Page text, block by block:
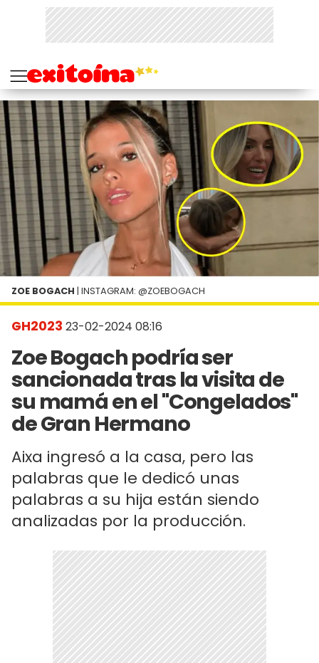
GH2023 23-02-2024 08:16
Zoe Bogach podría ser
sancionada tras la visita de
su mamá en el "Congelados"
de Gran Hermano
Aixa ingresó a la casa, pero las
palabras que le dedicó unas
palabras a su hija están siendo
analizadas por la producción.
ZOE BOGACH | INSTAGRAM: @ZOEBOGACH